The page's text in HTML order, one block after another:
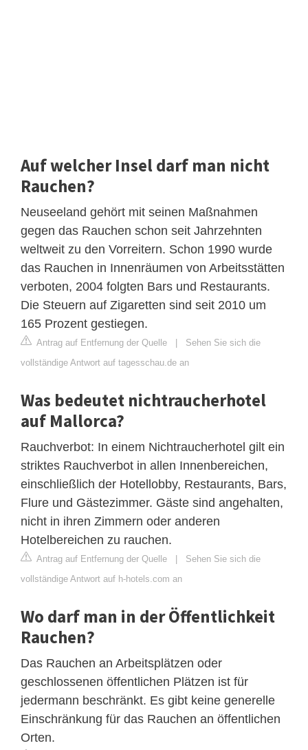
Auf welcher Insel darf man nicht
Rauchen?
Neuseeland gehört mit seinen Maßnahmen
gegen das Rauchen schon seit Jahrzehnten
weltweit zu den Vorreitern. Schon 1990 wurde
das Rauchen in Innenräumen von Arbeitsstätten
verboten, 2004 folgten Bars und Restaurants.
Die Steuern auf Zigaretten sind seit 2010 um
165 Prozent gestiegen.
Antrag auf Entfernung der Quelle | Sehen Sie sich die
vollständige Antwort auf tagesschau.de an
Was bedeutet nichtraucherhotel
auf Mallorca?
Rauchverbot: In einem Nichtraucherhotel gilt ein
striktes Rauchverbot in allen Innenbereichen,
einschließlich der Hotellobby, Restaurants, Bars,
Flure und Gästezimmer. Gäste sind angehalten,
nicht in ihren Zimmern oder anderen
Hotelbereichen zu rauchen.
Antrag auf Entfernung der Quelle | Sehen Sie sich die
vollständige Antwort auf h-hotels.com an
Wo darf man in der Öffentlichkeit
Rauchen?
Das Rauchen an Arbeitsplätzen oder
geschlossenen öffentlichen Plätzen ist für
jedermann beschränkt. Es gibt keine generelle
Einschränkung für das Rauchen an öffentlichen
Orten.